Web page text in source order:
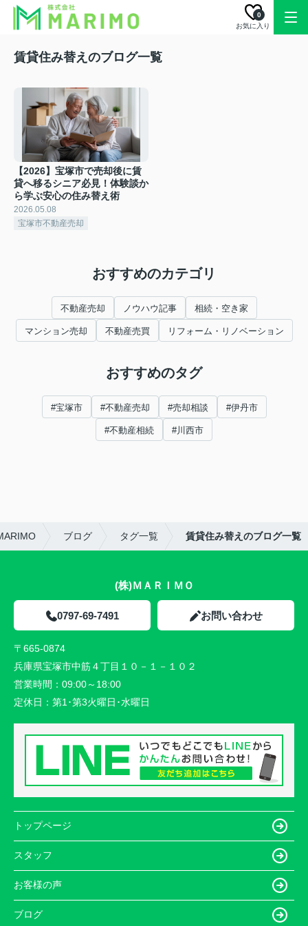
お気に入り
0
賃貸住み替えのブログ一覧
【2026】宝塚市で売却後に賃
貸へ移るシニア必見！体験談か
ら学ぶ安心の住み替え術
2026.05.08
宝塚市不動産売却
おすすめのカテゴリ
不動産売却 ノウハウ記事 相続・空き家
マンション売却 不動産売買 リフォーム・リノベーション
おすすめのタグ
#宝塚市 #不動産売却 #売却相談 #伊丹市
#不動産相続 #川西市
ブログ タグ一覧 賃貸住み替えのブログ一覧
(株)ＭＡＲＩＭＯ
0797-69-7491 お問い合わせ
〒665-0874
兵庫県宝塚市中筋４丁目１０－１－１０２
営業時間： 09:00～18:00
定休日： 第1･第3火曜日･水曜日
トップページ
スタッフ
お客様の声
ブログ